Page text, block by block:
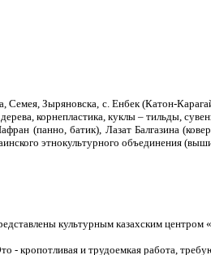
Семея, Зыряновска, с. Енбек (Катон-
корнепластика, куклы – тильды,
(панно, батик), Лазат Балгазина
этнокультурного объединения
культурным казахским
кропотливая и трудоемкая работа,